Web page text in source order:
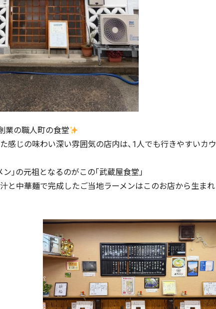
業の職人町の食堂
感じの味わい深い雰囲気の店内は、1人でも行きやすいカウ
｣の元祖となるのがこの｢武蔵屋食堂｣
と中華麺で完成したご当地ラーメンはこのお店から生まれ